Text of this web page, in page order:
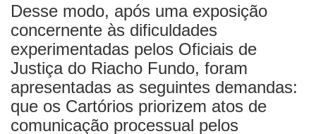
Desse modo, após uma exposição
concernente às dificuldades
experimentadas pelos Oficiais de
Justiça do Riacho Fundo, foram
apresentadas as seguintes demandas:
que os Cartórios priorizem atos de
comunicação processual pelos